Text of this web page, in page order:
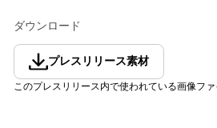
ダウンロード
プレスリリース素材
このプレスリリース内で使われている画像フ